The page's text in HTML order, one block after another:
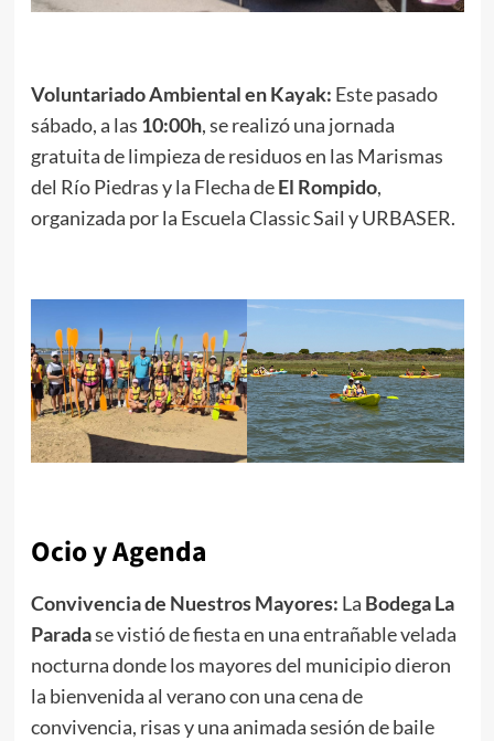
Voluntariado Ambiental en Kayak: Este pasado
sábado, a las 10:00h, se realizó una jornada
gratuita de limpieza de residuos en las Marismas
del Río Piedras y la Flecha deEl Rompido,
organizada por la Escuela Classic Sail y URBASER.
Ocio y Agenda
Convivencia de Nuestros Mayores: La Bodega La
Paradase vistió de fiesta en una entrañable velada
nocturna donde los mayores del municipio dieron
la bienvenida al verano con una cena de
convivencia, risas y una animada sesión de baile